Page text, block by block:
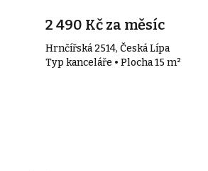
2 490 Kč za měsíc
Hrnčířská 2514, Česká Lípa
Typ kanceláře • Plocha 15 m²